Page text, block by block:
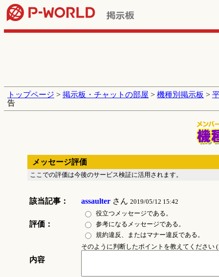
トップページ > 掲示板・チャットの部屋 > 機種別掲示板 >
告
メッセージ評価
ここでの評価は今後のサービス検証に活用されます。
該当記事： assaulterさん 2019/05/12 15:42
評価：
役立つメッセージである。
参考になるメッセージである。
規約違反、またはマナー違反である。
内容
そのように判断したポイントを教えてください